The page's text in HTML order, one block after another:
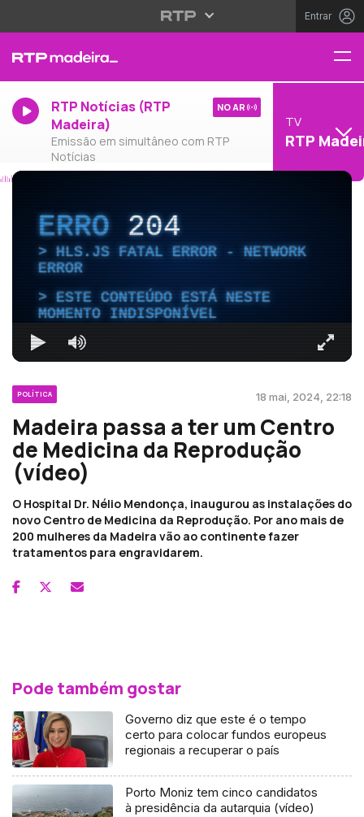
Entrar
RTP Notícias (RTP
Madeira)
Emissão em simultâneo com RTP
Notícias
NO AR
TV
RTP
ERRO204
HLS.JS FATAL ERROR - NETWORK
ERROR
ESTE CONTEÚDO ESTÁ NESTE
MOMENTO INDISPONÍVEL
POLÍTICA 18 mai, 2024, 22:18
Madeira passa a ter um Centro
de Medicina da Reprodução
(vídeo)
O Hospital Dr. Nélio Mendonça, inaugurou as instalações do
novo Centro de Medicina da Reprodução. Por ano mais de
200 mulheres da Madeira vão ao continente fazer
tratamentos para engravidarem.
Pode também gostar
Governo diz que este é o tempo
certo para colocar fundos europeus
regionais a recuperar o país
Porto Moniz tem cinco candidatos
à presidência da autarquia (vídeo)